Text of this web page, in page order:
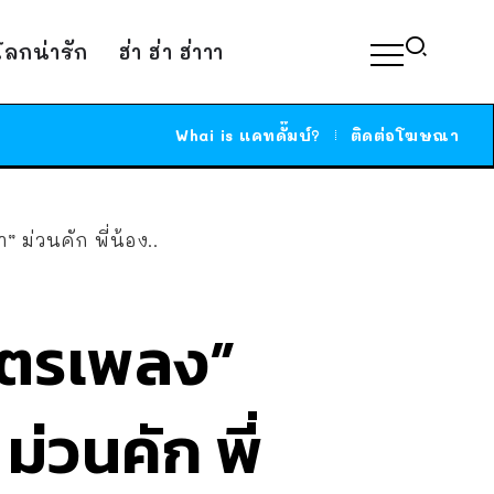
กน่ารัก ฮ่า ฮ่า ฮ่าาา
Whai is แคทดั๊มบ์? ติดต่อโฆษณา
ม่วนคัก พี่น้อง..
เพลง”
วนคัก พี่